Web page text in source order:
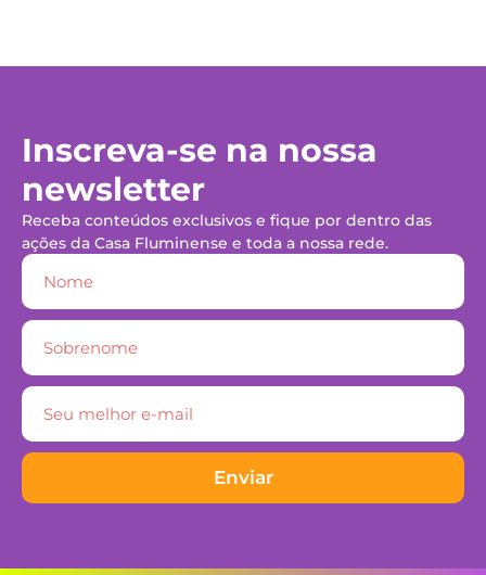
Inscreva-se na nossa
newsletter
Receba conteúdos exclusivos e fique por dentro das
ações da Casa Fluminense e toda a nossa rede.
Enviar